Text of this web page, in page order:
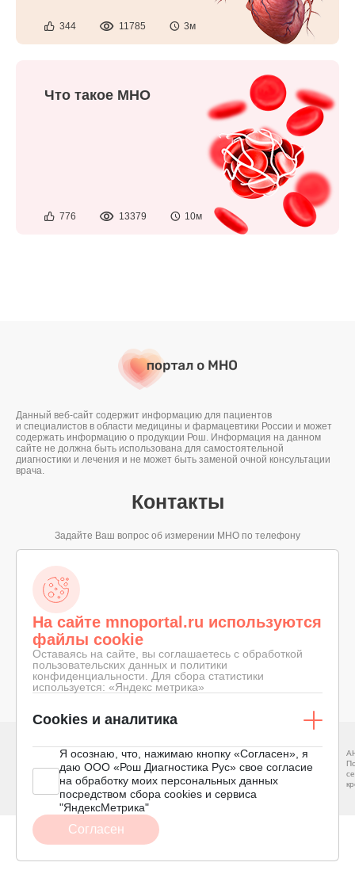
344 11785 3м
Что такое МНО
776 13379 10м
Данный веб-сайт содержит информацию для пациентов
и специалистов в области медицины и фармацевтики России и может
содержать информацию о продукции Рош. Информация на данном
сайте не должна быть использована для самостоятельной
диагностики и лечения и не может быть заменой очной консультации
врача.
Контакты
Задайте Ваш вопрос об измерении МНО по телефону
© 2026 «ПОРТАЛ О МНО»
КОНФИДЕНЦИАЛЬНОСТЬ
ПРАВОВОЕ СОГЛАШЕНИЕ
СДЕЛАНО В
Межрегиональный фонд помощи
родственникам больных с инсультом
АНО
ИМЕЮТСЯ ПРОТИВОПОКАЗАНИЯ. ПЕРЕД ПРИМЕНЕНИЕМ НЕОБХОДИМО
На сайте mnoportal.ru используются
файлы cookie
Оставаясь на сайте, вы соглашаетесь с обработкой
пользовательских данных и политики
конфиденциальности. Для сбора статистики
используется: «Яндекс метрика»
Cookies и аналитика
Я осознаю, что, нажимаю кнопку «Согласен», я
даю ООО «Рош Диагностика Рус» свое согласие
на обработку моих персональных данных
посредством сбора cookies и сервиса
"ЯндексМетрика"
Согласен